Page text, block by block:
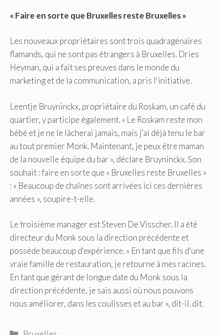
« Faire en sorte que Bruxelles reste Bruxelles »
Les nouveaux propriétaires sont trois quadragénaires
flamands, qui ne sont pas étrangers à Bruxelles. Dries
Heyman, qui a fait ses preuves dans le monde du
marketing et de la communication, a pris l'initiative.
Leentje Bruyninckx, propriétaire du Roskam, un café du
quartier, y participe également. « Le Roskam reste mon
bébé et je ne le lâcherai jamais, mais j'ai déjà tenu le bar
au tout premier Monk. Maintenant, je peux être maman
de la nouvelle équipe du bar », déclare Bruyninckx. Son
souhait : faire en sorte que « Bruxelles reste Bruxelles »
: « Beaucoup de chaînes sont arrivées ici ces dernières
années », soupire-t-elle.
Le troisième manager est Steven De Visscher. Il a été
directeur du Monk sous la direction précédente et
possède beaucoup d'expérience. « En tant que fils d'une
vraie famille de restauration, je retourne à mes racines.
En tant que gérant de longue date du Monk sous la
direction précédente, je sais aussi où nous pouvons
nous améliorer, dans les coulisses et au bar », dit-il. dit.
Catégories